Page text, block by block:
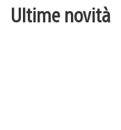
Ultime novità